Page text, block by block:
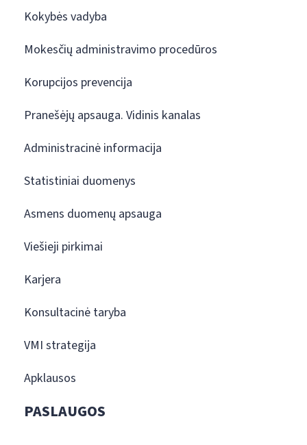
Kokybės vadyba
Mokesčių administravimo procedūros
Korupcijos prevencija
Pranešėjų apsauga. Vidinis kanalas
Administracinė informacija
Statistiniai duomenys
Asmens duomenų apsauga
Viešieji pirkimai
Karjera
Konsultacinė taryba
VMI strategija
Apklausos
PASLAUGOS